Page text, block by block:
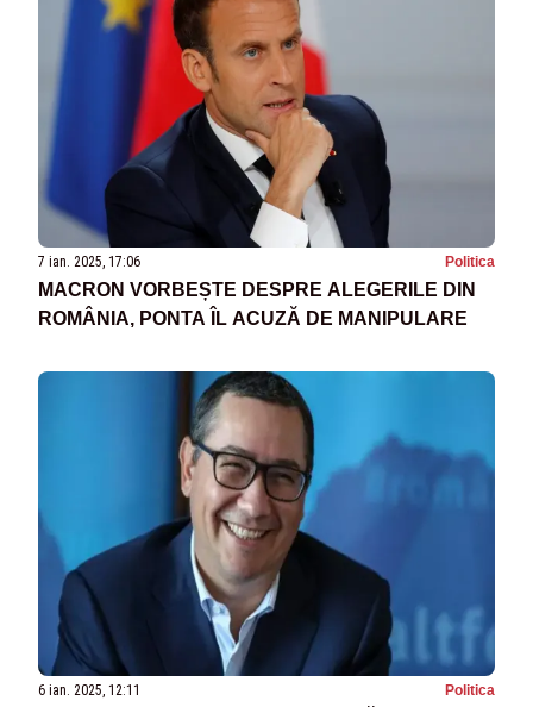
7 ian. 2025, 17:06 Politica
MACRON VORBEȘTE DESPRE ALEGERILE DIN
ROMÂNIA, PONTA ÎL ACUZĂ DE MANIPULARE
6 ian. 2025, 12:11 Politica